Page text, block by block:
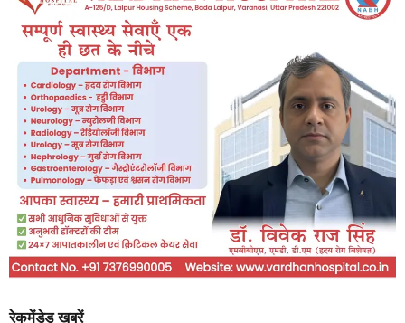
रेकमेंडेड खबरें